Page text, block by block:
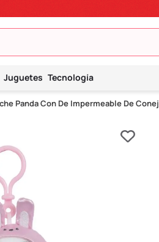
Juguetes Tecnología
Panda Con De Impermeable De